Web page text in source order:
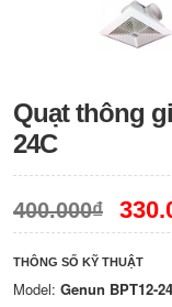
Quạt thông
24C
400.000₫
THÔNG SỐ KỸ THUẬT
Model: Genun BPT12-